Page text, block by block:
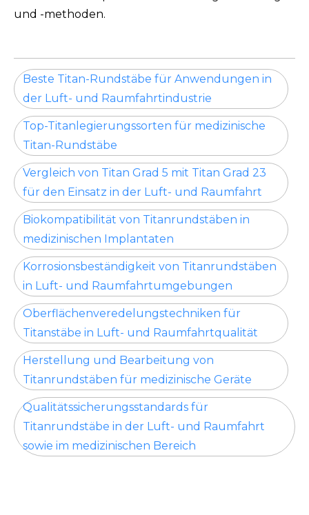
und -methoden.
Beste Titan-Rundstäbe für Anwendungen in
der Luft- und Raumfahrtindustrie
Top-Titanlegierungssorten für medizinische
Titan-Rundstäbe
Vergleich von Titan Grad 5 mit Titan Grad 23
für den Einsatz in der Luft- und Raumfahrt
Biokompatibilität von Titanrundstäben in
medizinischen Implantaten
Korrosionsbeständigkeit von Titanrundstäben
in Luft- und Raumfahrtumgebungen
Oberflächenveredelungstechniken für
Titanstäbe in Luft- und Raumfahrtqualität
Herstellung und Bearbeitung von
Titanrundstäben für medizinische Geräte
Qualitätssicherungsstandards für
Titanrundstäbe in der Luft- und Raumfahrt
sowie im medizinischen Bereich